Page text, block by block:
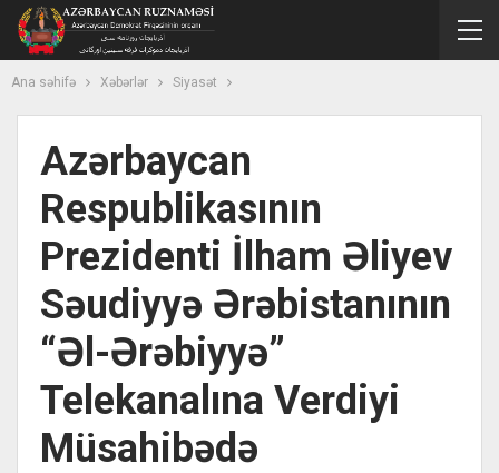
Ana səhifə Xəbərlər Siyasət
Azərbaycan
Respublikasının
Prezidenti İlham Əliyev
Səudiyyə Ərəbistanının
“Əl-Ərəbiyyə”
Telekanalına Verdiyi
Müsahibədə